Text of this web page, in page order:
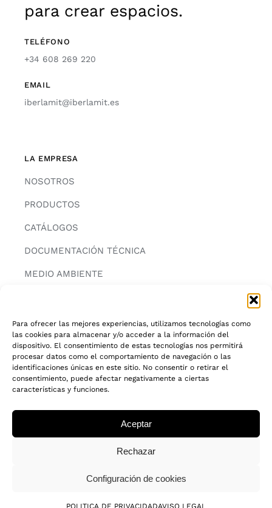
Para ofrecer las mejores experiencias, utilizamos tecnologías como
las cookies para almacenar y/o acceder a la información del
dispositivo. El consentimiento de estas tecnologías nos permitirá
procesar datos como el comportamiento de navegación o las
identificaciones únicas en este sitio. No consentir o retirar el
consentimiento, puede afectar negativamente a ciertas
características y funciones.
Aceptar
Rechazar
Configuración de cookies
POLITICA DE PRIVACIDADAVISO LEGAL
para crear espacios.
TELÉFONO
+34 608 269 220
EMAIL
iberlamit@iberlamit.es
LA EMPRESA
NOSOTROS
PRODUCTOS
CATÁLOGOS
DOCUMENTACIÓN TÉCNICA
MEDIO AMBIENTE
INFORMACIÓN
AVISO LEGAL
POLITICA DE PRIVACIDAD
CADENA DE CUSTODIA FSC®